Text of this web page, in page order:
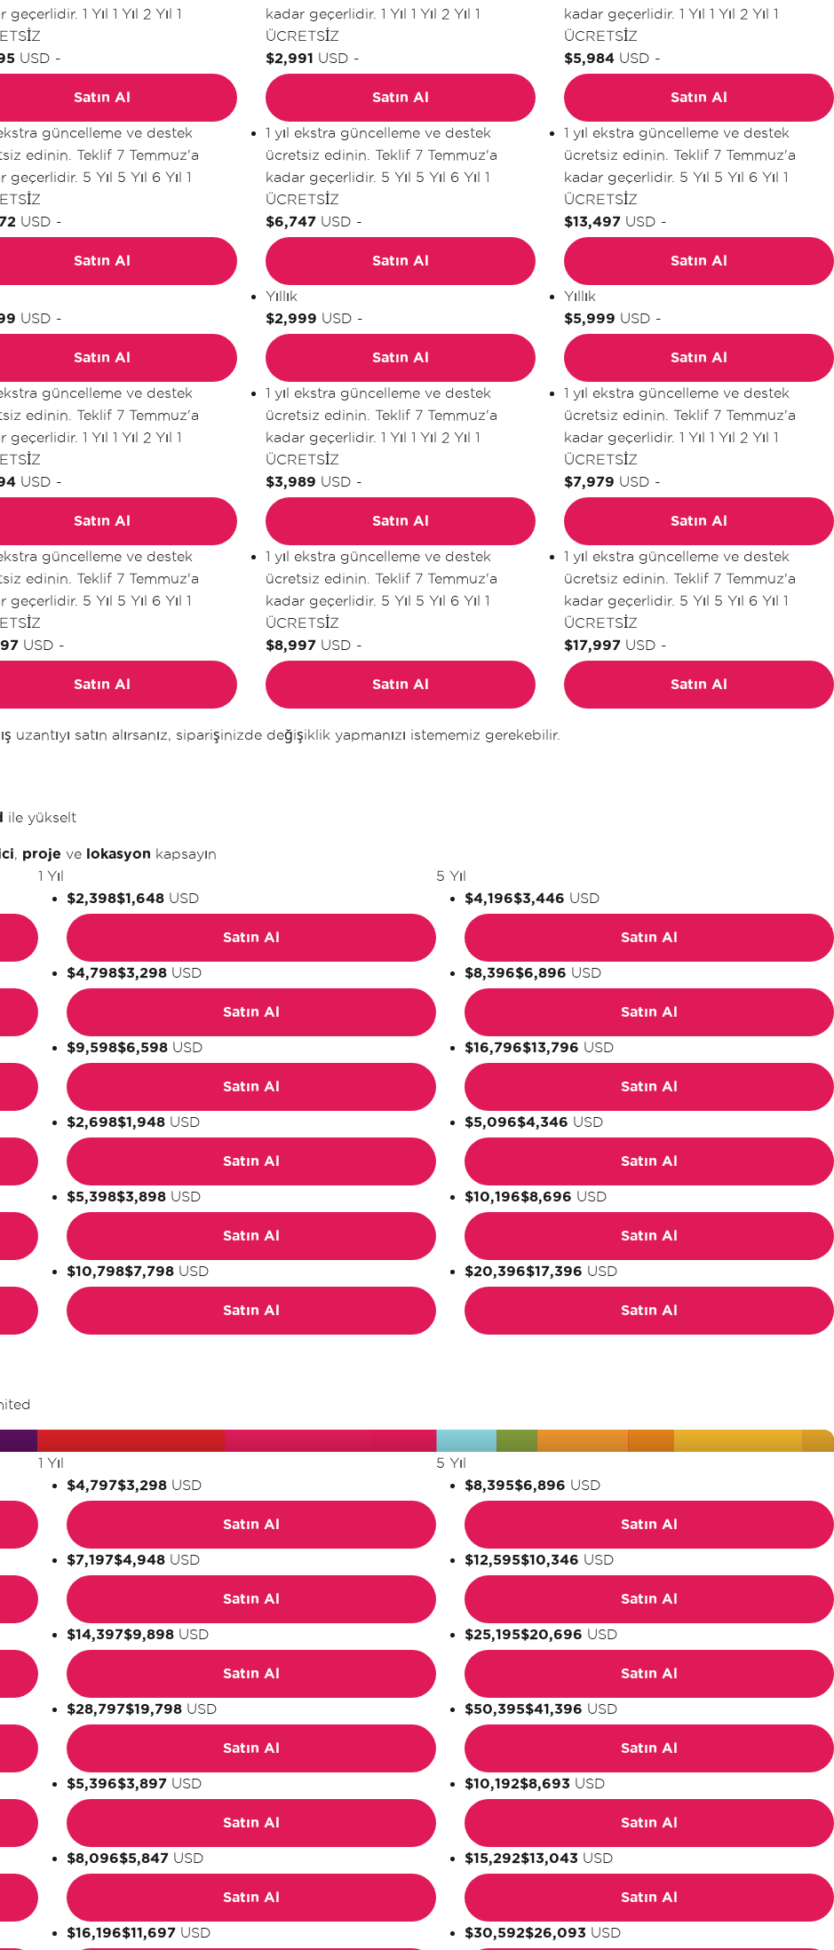
geçerlidir. 1 Yıl 1 Yıl 2 Yıl 1
USD -
Satın Al
güncelleme ve destek
edinin. Teklif 7 Temmuz'a
geçerlidir. 5 Yıl 5 Yıl 6 Yıl 1
USD -
Satın Al
USD -
Satın Al
güncelleme ve destek
edinin. Teklif 7 Temmuz'a
geçerlidir. 1 Yıl 1 Yıl 2 Yıl 1
USD -
Satın Al
güncelleme ve destek
edinin. Teklif 7 Temmuz'a
geçerlidir. 5 Yıl 5 Yıl 6 Yıl 1
USD -
Satın Al
kadar geçerlidir. 1 Yıl 1 Yıl 2 Yıl 1
ÜCRETSİZ
$2,991 USD -
Satın Al
1 yıl ekstra güncelleme ve destek
ücretsiz edinin. Teklif 7 Temmuz'a
kadar geçerlidir. 5 Yıl 5 Yıl 6 Yıl 1
ÜCRETSİZ
$6,747 USD -
Satın Al
Yıllık
$2,999 USD -
Satın Al
1 yıl ekstra güncelleme ve destek
ücretsiz edinin. Teklif 7 Temmuz'a
kadar geçerlidir. 1 Yıl 1 Yıl 2 Yıl 1
ÜCRETSİZ
$3,989 USD -
Satın Al
1 yıl ekstra güncelleme ve destek
ücretsiz edinin. Teklif 7 Temmuz'a
kadar geçerlidir. 5 Yıl 5 Yıl 6 Yıl 1
ÜCRETSİZ
$8,997 USD -
Satın Al
kadar geçerlidir. 1 Yıl 1 Yıl 2 Yıl 1
ÜCRETSİZ
$5,984 USD -
Satın Al
1 yıl ekstra güncelleme ve destek
ücretsiz edinin. Teklif 7 Temmuz'a
kadar geçerlidir. 5 Yıl 5 Yıl 6 Yıl 1
ÜCRETSİZ
$13,497 USD -
Satın Al
Yıllık
$5,999 USD -
Satın Al
1 yıl ekstra güncelleme ve destek
ücretsiz edinin. Teklif 7 Temmuz'a
kadar geçerlidir. 1 Yıl 1 Yıl 2 Yıl 1
ÜCRETSİZ
$7,979 USD -
Satın Al
1 yıl ekstra güncelleme ve destek
ücretsiz edinin. Teklif 7 Temmuz'a
kadar geçerlidir. 5 Yıl 5 Yıl 6 Yıl 1
ÜCRETSİZ
$17,997 USD -
Satın Al
uzantıyı satın alırsanız, siparişinizde değişiklik yapmanızı istememiz gerekebilir.
ile yükselt
, proje ve lokasyon kapsayın
1 Yıl
$2,398$1,648 USD
Satın Al
$4,798$3,298 USD
Satın Al
$9,598$6,598 USD
Satın Al
$2,698$1,948 USD
Satın Al
$5,398$3,898 USD
Satın Al
$10,798$7,798 USD
Satın Al
5 Yıl
$4,196$3,446 USD
Satın Al
$8,396$6,896 USD
Satın Al
$16,796$13,796 USD
Satın Al
$5,096$4,346 USD
Satın Al
$10,196$8,696 USD
Satın Al
$20,396$17,396 USD
Satın Al
1 Yıl
$4,797$3,298 USD
Satın Al
$7,197$4,948 USD
Satın Al
$14,397$9,898 USD
Satın Al
$28,797$19,798 USD
Satın Al
$5,396$3,897 USD
Satın Al
$8,096$5,847 USD
Satın Al
$16,196$11,697 USD
5 Yıl
$8,395$6,896 USD
Satın Al
$12,595$10,346 USD
Satın Al
$25,195$20,696 USD
Satın Al
$50,395$41,396 USD
Satın Al
$10,192$8,693 USD
Satın Al
$15,292$13,043 USD
Satın Al
$30,592$26,093 USD